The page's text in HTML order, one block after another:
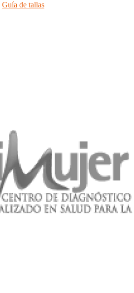
Guía de tallas